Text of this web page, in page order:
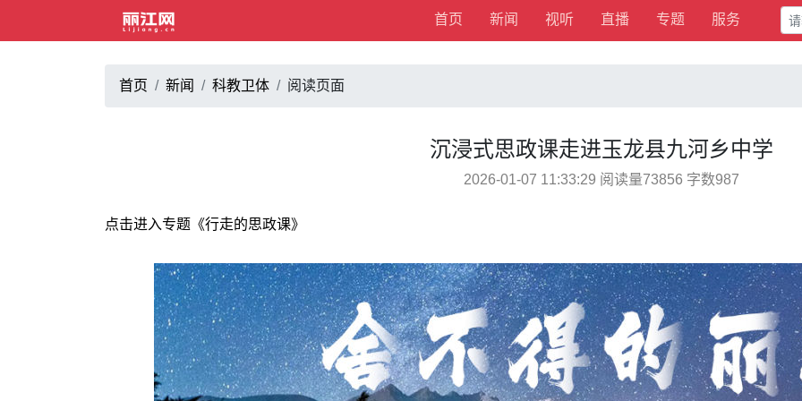
首页 新闻 视听 直播 专题 服务
首页 新闻 科教卫体 阅读页面
沉浸式思政课走进玉龙县九河乡中学
2026-01-07 11:33:29 阅读量73856 字数987
点击进入专题《行走的思政课》